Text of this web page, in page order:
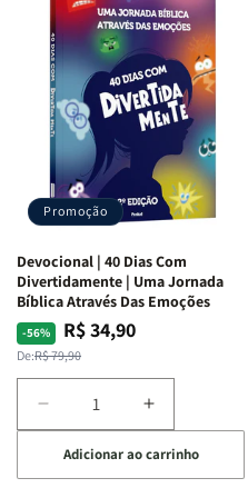
de
Guerra
Isabelle
S.
Alves
de
Guerra
|
Isabelle
S.
Alves
Promoção
Devocional | 40 Dias Com
Divertidamente | Uma Jornada
Bíblica Através Das Emoções
-56%
Preço
normal
De:R$ 79,90
Preço
promocional
R$ 34,90
Diminuir
a
quantidade
de
Aumentar
a
quantidade
de
Adicionar ao carrinho